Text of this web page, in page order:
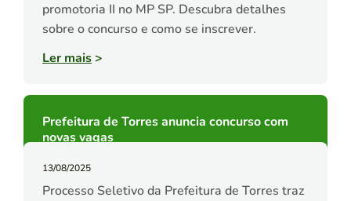
promotoria II no MP SP. Descubra detalhes
sobre o concurso e como se inscrever.
Ler mais>
Prefeitura de Torres anuncia concurso com
novas vagas
13/08/2025
Processo Seletivo da Prefeitura de Torres traz